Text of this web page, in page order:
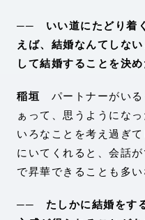
── いい道にたどり着
えば、結婚なんてしな
して結婚することを決
稲垣 パートナーがいる
ぁって、思うようにな
いろなことを考え過ぎ
にいてくれると、会話
で昇華できることも多い
── たしかに結婚をす